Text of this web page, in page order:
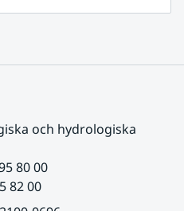
och hydrologiska
80 00
82 00